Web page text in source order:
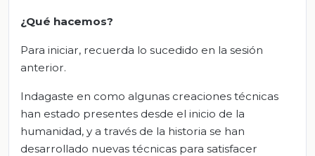
¿Qué hacemos?
Para iniciar, recuerda lo sucedido en la sesión
anterior.
Indagaste en como algunas creaciones técnicas
han estado presentes desde el inicio de la
humanidad, y a través de la historia se han
desarrollado nuevas técnicas para satisfacer